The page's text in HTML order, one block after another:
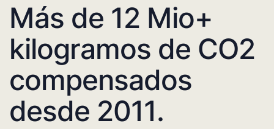
Más de 12 Mio+
kilogramos de CO2
compensados
desde 2011.